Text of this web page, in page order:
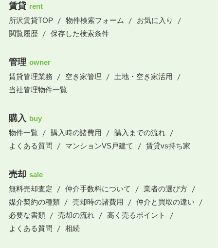
賃貸 rent
所沢賃貸TOP
物件検索フォーム
お気に入り
閲覧履歴
保存した検索条件
管理 owner
賃貸管理業務
空き家管理
土地・空き家活用
当社管理物件一覧
購入 buy
物件一覧
購入時の諸費用
購入までの流れ
よくある質問
マンションVS戸建て 賃貸vs持ち家
売却 sale
無料売却査定
仲介手数料について
業者の選び方
媒介契約の種類
売却時の諸費用
仲介と買取の違い
必要な書類
売却の流れ
高く売るポイント
よくある質問
相続